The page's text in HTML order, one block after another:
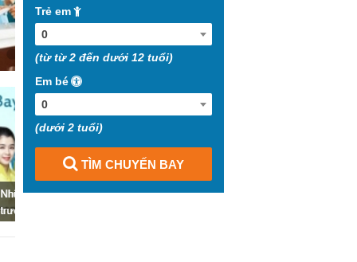
Trẻ em
0
(từ từ 2 đến dưới 12 tuổi)
Em bé
0
(dưới 2 tuổi)
TÌM CHUYẾN BAY